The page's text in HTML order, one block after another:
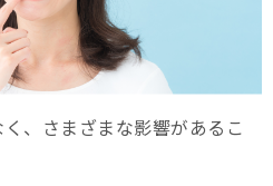
、さまざまな影響があるこ